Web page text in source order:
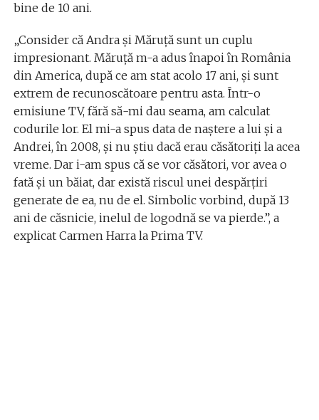
bine de 10 ani.
„Consider că Andra și Măruță sunt un cuplu
impresionant. Măruță m-a adus înapoi în România
din America, după ce am stat acolo 17 ani, și sunt
extrem de recunoscătoare pentru asta. Într-o
emisiune TV, fără să-mi dau seama, am calculat
codurile lor. El mi-a spus data de naștere a lui și a
Andrei, în 2008, și nu știu dacă erau căsătoriți la acea
vreme. Dar i-am spus că se vor căsători, vor avea o
fată și un băiat, dar există riscul unei despărțiri
generate de ea, nu de el. Simbolic vorbind, după 13
ani de căsnicie, inelul de logodnă se va pierde.”, a
explicat Carmen Harra la Prima TV.